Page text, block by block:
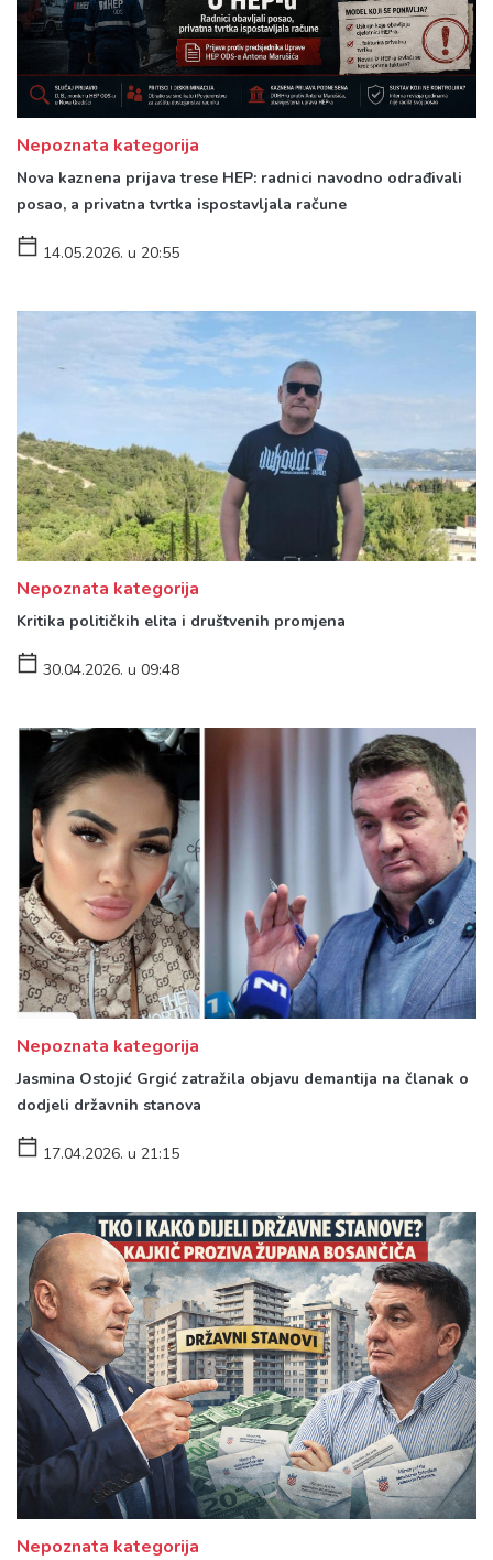
Nepoznata kategorija
Nova kaznena prijava trese HEP: radnici navodno odrađivali
posao, a privatna tvrtka ispostavljala račune
14.05.2026. u 20:55
Nepoznata kategorija
Kritika političkih elita i društvenih promjena
30.04.2026. u 09:48
Nepoznata kategorija
Jasmina Ostojić Grgić zatražila objavu demantija na članak o
dodjeli državnih stanova
17.04.2026. u 21:15
Nepoznata kategorija